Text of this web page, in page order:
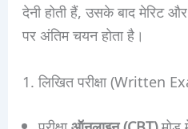
देनी होती हैं, उसके बाद मेरिट
पर अंतिम चयन होता है।
1. लिखित परीक्षा (Written